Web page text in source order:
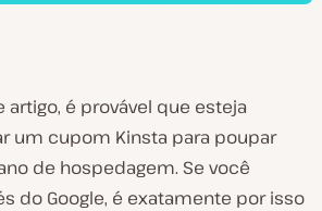
artigo, é provável que esteja
um cupom Kinsta para poupar
de hospedagem. Se você
do Google, é exatamente por isso